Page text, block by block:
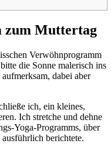
zum Muttertag
Verwöhnprogramm
die Sonne malerisch ins
dabei aber
ich, ein kleines,
Ich stretche und dehne
Yoga-Programms, über
berichtete.